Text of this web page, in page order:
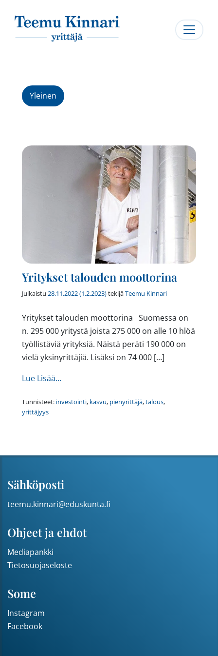
Päävalikko
Yleinen
Yritykset talouden moottorina
Julkaistu 28.11.2022(1.2.2023)tekijäTeemu Kinnari
Yritykset talouden moottorina Suomessa on
n. 295 000 yritystä joista 275 000 on alle 10 hlöä
työllistäviä yrityksiä. Näistä peräti 190 000 on
vielä yksinyrittäjiä. Lisäksi on 74 000 […]
Lue Lisää…from Yritykset talouden moottorina
Tunnisteet: investointi, kasvu, pienyrittäjä,talous,
yrittäjyys
Sähköposti
teemu.kinnari@eduskunta.fi
Ohjeet ja ehdot
Mediapankki
Tietosuojaseloste
Some
Instagram
Facebook